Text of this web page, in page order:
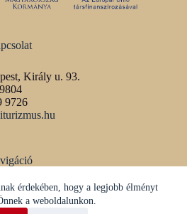
érdekében, hogy a legjobb élményt
a weboldalunkon.
Király u. 93.
9726
tájékoztató
média